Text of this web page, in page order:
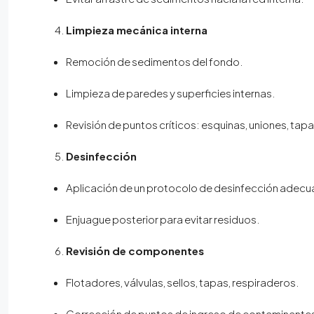
Limpieza mecánica interna
Remoción de sedimentos del fondo.
Limpieza de paredes y superficies internas.
Revisión de puntos críticos: esquinas, uniones,
Desinfección
Aplicación de un protocolo de desinfección
Enjuague posterior para evitar residuos.
Revisión de componentes
Flotadores, válvulas, sellos, tapas, respiraderos.